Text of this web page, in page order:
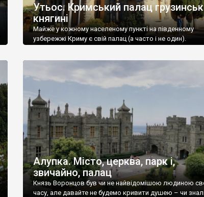
Утьос. Кримський палац
княгині
Майже у кожному населеному пункті на південному
узбережжі Криму є свій палац (а часто і не один).
Алупка. Місто, церква, парк і,
звичайно, палац
Князь Воронцов був чи не найвідомішою людиною
часу, але давайте не будемо кривити душею – чи